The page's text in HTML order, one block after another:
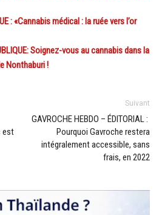
: «Cannabis médical : la ruée vers l’or
Soignez-vous au cannabis dans la
Nonthaburi !
est
Suivant
GAVROCHE HEBDO – ÉDITORIAL :
Pourquoi Gavroche restera
intégralement accessible, sans
frais, en 2022